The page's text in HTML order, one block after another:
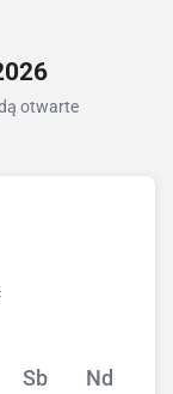
otwarte
Sb
Nd